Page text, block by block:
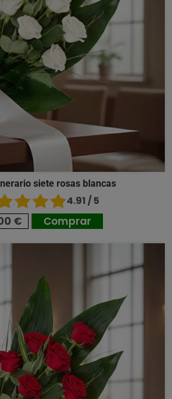
siete rosas blancas
4.91 / 5
€ Comprar